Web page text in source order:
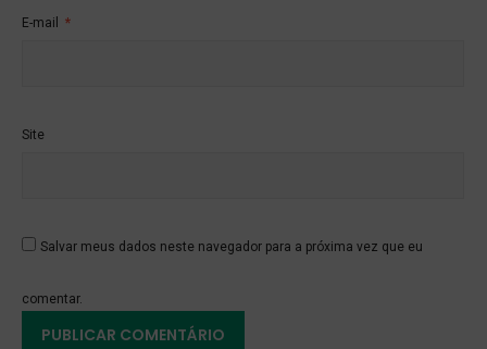
E-mail *
Site
Salvar meus dados neste navegador para a próxima vez que eu
comentar.